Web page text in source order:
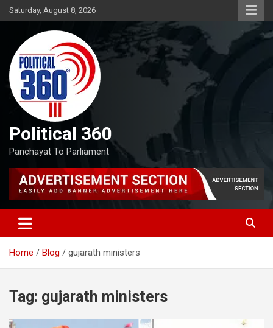
Skip
to
Saturday, August 8, 2026
Political 360
Panchayat To Parliament
Home Blog gujarath ministers
Tag: gujarath ministers